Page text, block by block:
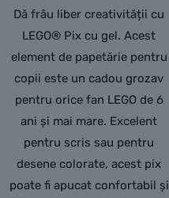
Dă frâu liber creativității cu
LEGO® Pix cu gel. Acest
element de papetărie pentru
copii este un cadou grozav
pentru orice fan LEGO de 6
ani și mai mare. Excelent
pentru scris sau pentru
desene colorate, acest pix
poate fi apucat confortabil și